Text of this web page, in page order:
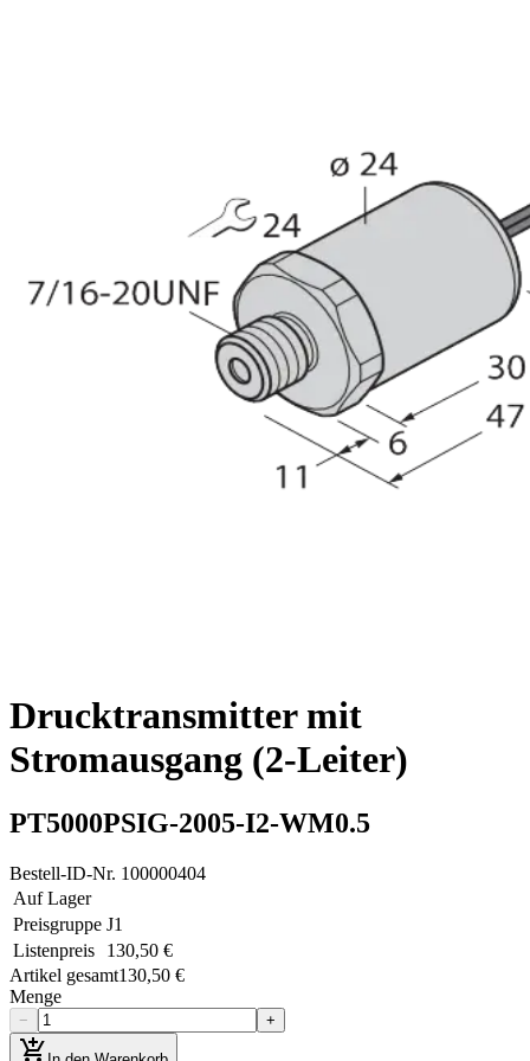
Drucktransmitter mit
Stromausgang (2-Leiter)
PT5000PSIG-2005-I2-WM0.5
Bestell-ID-Nr. 100000404
Auf Lager
Preisgruppe J1
Listenpreis
130,50 €
Artikel gesamt130,50 €
Menge
− +
add_shopping_cart